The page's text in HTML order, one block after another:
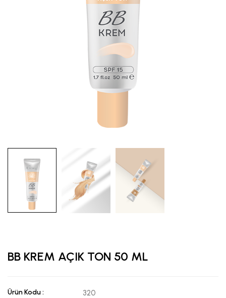
BB KREM AÇIK TON 50 ML
Ürün Kodu : 320